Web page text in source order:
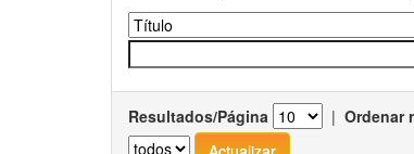
Resultados/Página | Ordenar